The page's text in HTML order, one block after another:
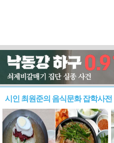
시인 최원준의 음식문화 잡학사전